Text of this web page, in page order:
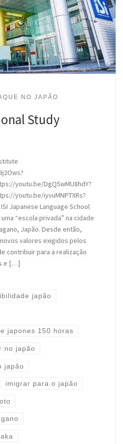
NO JAPÃO
Study
youtu.be/DgQ5wMU8hdY?
youtu.be/iyvuMNPTXRs?
Japanese Language School
“escola privada” na cidade
Japão. Desde então,
valores exigidos pelos
contribuir para a realização
e […]
japão
japones 150 horas
no japão
japão
imigrar para o japão